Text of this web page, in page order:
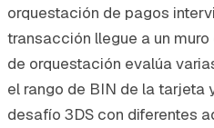
orquestación de pagos
transacción llegue a un
de orquestación evalúa
el rango de BIN de la tarjeta
desafío 3DS con diferentes